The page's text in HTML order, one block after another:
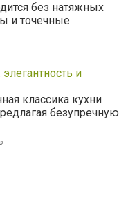
без натяжных
и точечные
и
классика кухни
безупречную